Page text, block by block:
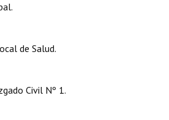
de Salud.
Civil Nº 1.